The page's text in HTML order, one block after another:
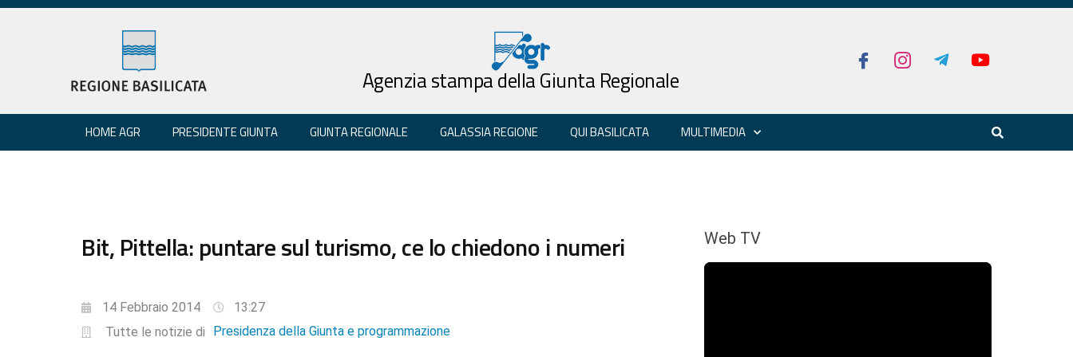
Agenzia stampa della Giunta Regionale
HOME AGR PRESIDENTE GIUNTA GIUNTA REGIONALE GALASSIA REGIONE QUI BASILICATA MULTIMEDIA
Bit, Pittella: puntare sul turismo, ce lo chiedono i numeri
14 Febbraio 2014
13:27
Tutte le notizie di
Presidenza della Giunta e programmazione
Web TV